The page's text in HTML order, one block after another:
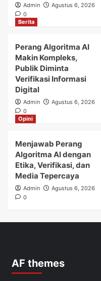
Admin
Agustus 6, 2026
0
Berita
Perang Algoritma AI
Makin Kompleks,
Publik Diminta
Verifikasi Informasi
Digital
Admin
Agustus 6, 2026
0
Opini
Menjawab Perang
Algoritma AI dengan
Etika, Verifikasi, dan
Media Tepercaya
Admin
Agustus 6, 2026
0
AF themes